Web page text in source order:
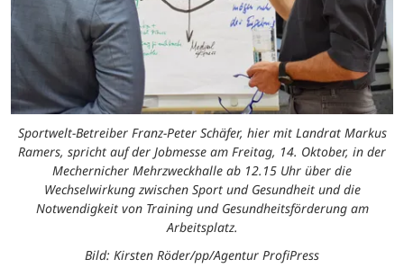
Sportwelt-Betreiber Franz-Peter Schäfer, hier mit Landrat Markus
Ramers, spricht auf der Jobmesse am Freitag, 14. Oktober, in der
Mechernicher Mehrzweckhalle ab 12.15 Uhr über die
Wechselwirkung zwischen Sport und Gesundheit und die
Notwendigkeit von Training und Gesundheitsförderung am
Arbeitsplatz.
Bild: Kirsten Röder/pp/Agentur ProfiPress